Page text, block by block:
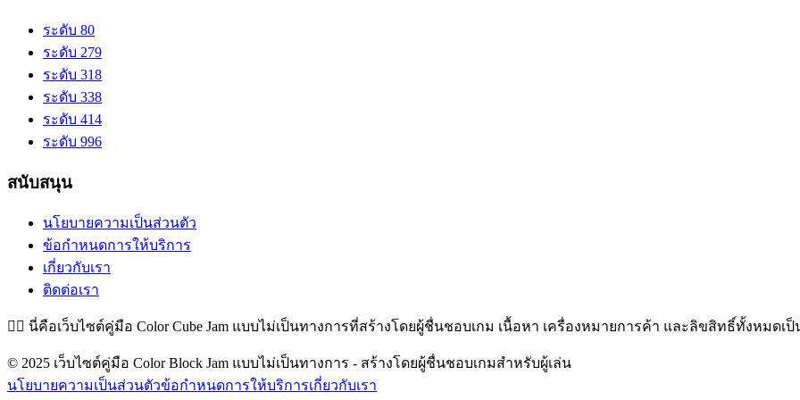
ระดับ 80
ระดับ 279
ระดับ 318
ระดับ 338
ระดับ 414
ระดับ 996
สนับสนุน
นโยบายความเป็นส่วนตัว
ข้อกำหนดการให้บริการ
เกี่ยวกับเรา
ติดต่อเรา
👉🏻 นี่คือเว็บไซต์คู่มือ Color Cube Jam แบบไม่เป็นทางการที่สร้างโดยผู้ชื่นชอบเกม เนื้อหา เครื่องหมายการค้า และลิขสิทธิ์ทั้งหมดเป็
© 2025 เว็บไซต์คู่มือ Color Block Jam แบบไม่เป็นทางการ - สร้างโดยผู้ชื่นชอบเกมสำหรับผู้เล่น
นโยบายความเป็นส่วนตัวข้อกำหนดการให้บริการเกี่ยวกับเรา